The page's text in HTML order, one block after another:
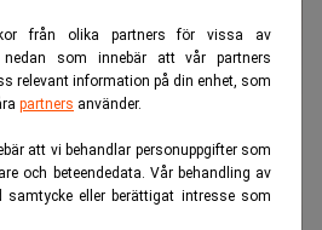
från olika partners för vissa av
som innebär att vår partners
relevant information på din enhet, som
partners använder.
att vi behandlar personuppgifter som
och beteendedata. Vår behandling av
samtycke eller berättigat intresse som